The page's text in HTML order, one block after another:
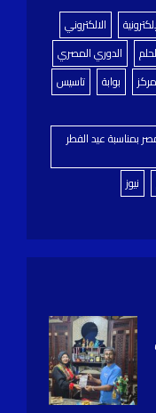
الالكتروني
الدوري المصري
بوابة
تاسيس
بمناسبة عيد الفطر
نيوز